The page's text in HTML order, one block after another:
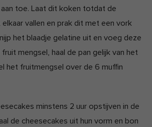
toe. Laat dit koken totdat de
vallen en prak dit met een vork
het blaadje gelatine uit en voeg deze
mengsel, haal de pan gelijk van het
het fruitmengsel over de 6 muffin
minstens 2 uur opstijven in de
de cheesecakes uit hun vorm en bon